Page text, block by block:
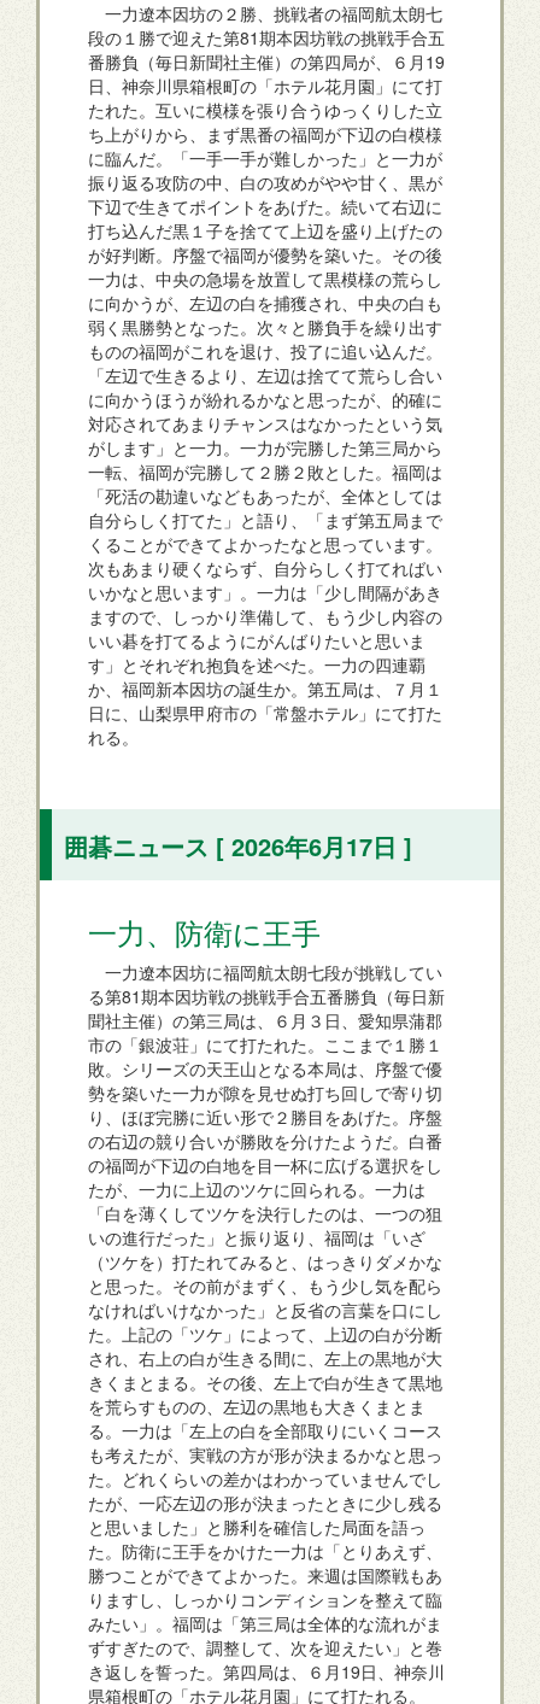
一力遼本因坊の２勝、挑戦者の福岡航太朗七
段の１勝で迎えた第81期本因坊戦の挑戦手合五
番勝負（毎日新聞社主催）の第四局が、６月19
日、神奈川県箱根町の「ホテル花月園」にて打
たれた。互いに模様を張り合うゆっくりした立
ち上がりから、まず黒番の福岡が下辺の白模様
に臨んだ。「一手一手が難しかった」と一力が
振り返る攻防の中、白の攻めがやや甘く、黒が
下辺で生きてポイントをあげた。続いて右辺に
打ち込んだ黒１子を捨てて上辺を盛り上げたの
が好判断。序盤で福岡が優勢を築いた。その後
一力は、中央の急場を放置して黒模様の荒らし
に向かうが、左辺の白を捕獲され、中央の白も
弱く黒勝勢となった。次々と勝負手を繰り出す
ものの福岡がこれを退け、投了に追い込んだ。
「左辺で生きるより、左辺は捨てて荒らし合い
に向かうほうが紛れるかなと思ったが、的確に
対応されてあまりチャンスはなかったという気
がします」と一力。一力が完勝した第三局から
一転、福岡が完勝して２勝２敗とした。福岡は
「死活の勘違いなどもあったが、全体としては
自分らしく打てた」と語り、「まず第五局まで
くることができてよかったなと思っています。
次もあまり硬くならず、自分らしく打てればい
いかなと思います」。一力は「少し間隔があき
ますので、しっかり準備して、もう少し内容の
いい碁を打てるようにがんばりたいと思いま
す」とそれぞれ抱負を述べた。一力の四連覇
か、福岡新本因坊の誕生か。第五局は、７月１
日に、山梨県甲府市の「常盤ホテル」にて打た
れる。
囲碁ニュース [ 2026年6月17日 ]
一力、防衛に王手
一力遼本因坊に福岡航太朗七段が挑戦してい
る第81期本因坊戦の挑戦手合五番勝負（毎日新
聞社主催）の第三局は、６月３日、愛知県蒲郡
市の「銀波荘」にて打たれた。ここまで１勝１
敗。シリーズの天王山となる本局は、序盤で優
勢を築いた一力が隙を見せぬ打ち回しで寄り切
り、ほぼ完勝に近い形で２勝目をあげた。序盤
の右辺の競り合いが勝敗を分けたようだ。白番
の福岡が下辺の白地を目一杯に広げる選択をし
たが、一力に上辺のツケに回られる。一力は
「白を薄くしてツケを決行したのは、一つの狙
いの進行だった」と振り返り、福岡は「いざ
（ツケを）打たれてみると、はっきりダメかな
と思った。その前がまずく、もう少し気を配ら
なければいけなかった」と反省の言葉を口にし
た。上記の「ツケ」によって、上辺の白が分断
され、右上の白が生きる間に、左上の黒地が大
きくまとまる。その後、左上で白が生きて黒地
を荒らすものの、左辺の黒地も大きくまとま
る。一力は「左上の白を全部取りにいくコース
も考えたが、実戦の方が形が決まるかなと思っ
た。どれくらいの差かはわかっていませんでし
たが、一応左辺の形が決まったときに少し残る
と思いました」と勝利を確信した局面を語っ
た。防衛に王手をかけた一力は「とりあえず、
勝つことができてよかった。来週は国際戦もあ
りますし、しっかりコンディションを整えて臨
みたい」。福岡は「第三局は全体的な流れがま
ずすぎたので、調整して、次を迎えたい」と巻
き返しを誓った。第四局は、６月19日、神奈川
県箱根町の「ホテル花月園」にて打たれる。